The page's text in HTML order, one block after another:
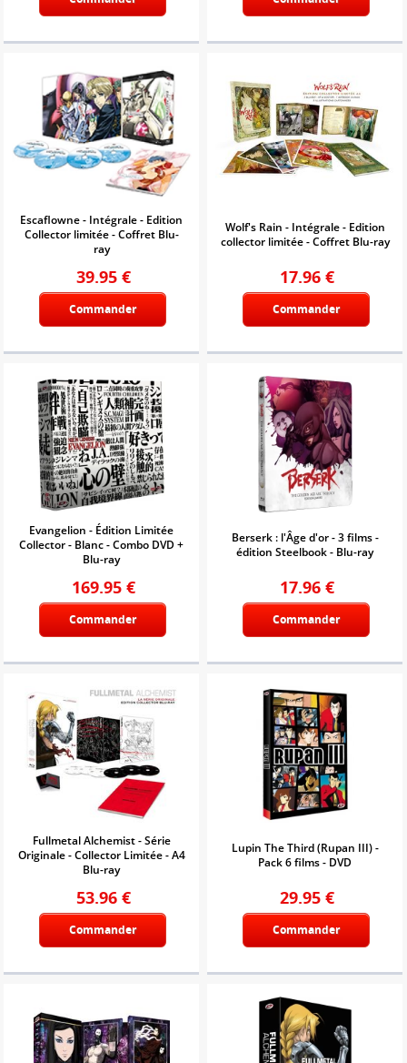
Escaflowne - Intégrale - Edition
Collector limitée - Coffret Blu-
ray
39.95 €
Commander
Wolf's Rain - Intégrale - Edition
collector limitée - Coffret Blu-ray
17.96 €
Commander
Evangelion - Édition Limitée
Collector - Blanc - Combo DVD +
Blu-ray
169.95 €
Commander
Berserk : l'Âge d'or - 3 films -
édition Steelbook - Blu-ray
17.96 €
Commander
Fullmetal Alchemist - Série
Originale - Collector Limitée - A4
Blu-ray
53.96 €
Commander
Lupin The Third (Rupan III) -
Pack 6 films - DVD
29.95 €
Commander